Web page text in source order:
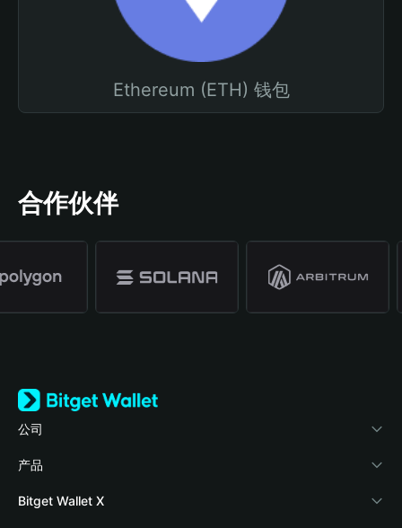
Ethereum (ETH) 钱包
合作伙伴
公司
关于 Bitget Wallet
博客
产品
加密卡
Bitget Wallet X